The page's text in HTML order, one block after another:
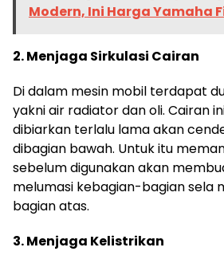
Modern, Ini Harga Yamaha
2. Menjaga Sirkulasi Cairan
Di dalam mesin mobil terdapat
yakni air radiator dan oli. Cairan
dibiarkan terlalu lama akan
dibagian bawah. Untuk itu
sebelum digunakan akan
melumasi kebagian-bagian sela
bagian atas.
3. Menjaga Kelistrikan